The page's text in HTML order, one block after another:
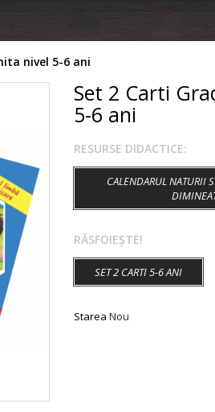
nivel 5-6 ani
Set 2 Carti
5-6 ani
RESURSE DIDACTICE:
CALENDARUL NATURII
RĂSFOIEŞTE!
SET 2 CARTI 5-6 ANI
Starea Nou